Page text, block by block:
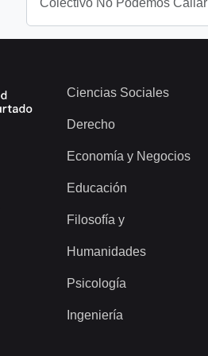
Colectivo No Podemos Callar
Ciencias Sociales
Derecho
Economía y Negocios
Educación
Filosofía y
Humanidades
Psicología
Ingeniería